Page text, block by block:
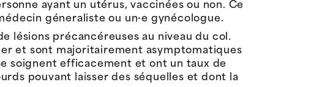
ayant un utérus, vaccinées ou non. Ce
géneraliste ou un·e gynécologue.
lésions précancéreuses au niveau du col.
et sont majoritairement asymptomatiques
soignent efficacement et ont un taux de
pouvant laisser des séquelles et dont la